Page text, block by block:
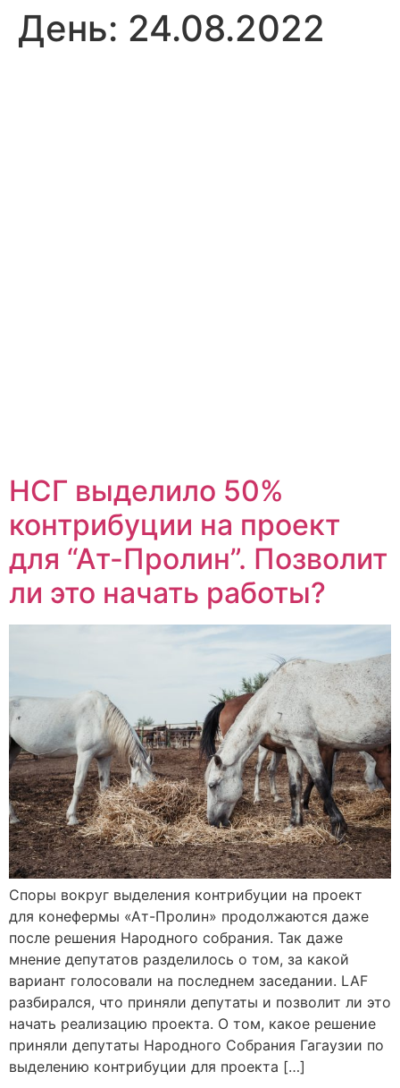
День: 24.08.2022
НСГ выделило 50%
контрибуции на проект
для “Ат-Пролин”. Позволит
ли это начать работы?
Споры вокруг выделения контрибуции на проект
для конефермы «Ат-Пролин» продолжаются даже
после решения Народного собрания. Так даже
мнение депутатов разделилось о том, за какой
вариант голосовали на последнем заседании. LAF
разбирался, что приняли депутаты и позволит ли это
начать реализацию проекта. О том, какое решение
приняли депутаты Народного Собрания Гагаузии по
выделению контрибуции для проекта […]